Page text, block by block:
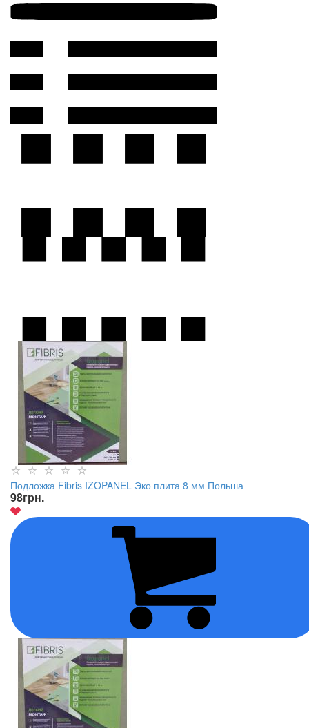
Подложка Fibris IZOPANEL Эко плита 8 мм Польша
98грн.